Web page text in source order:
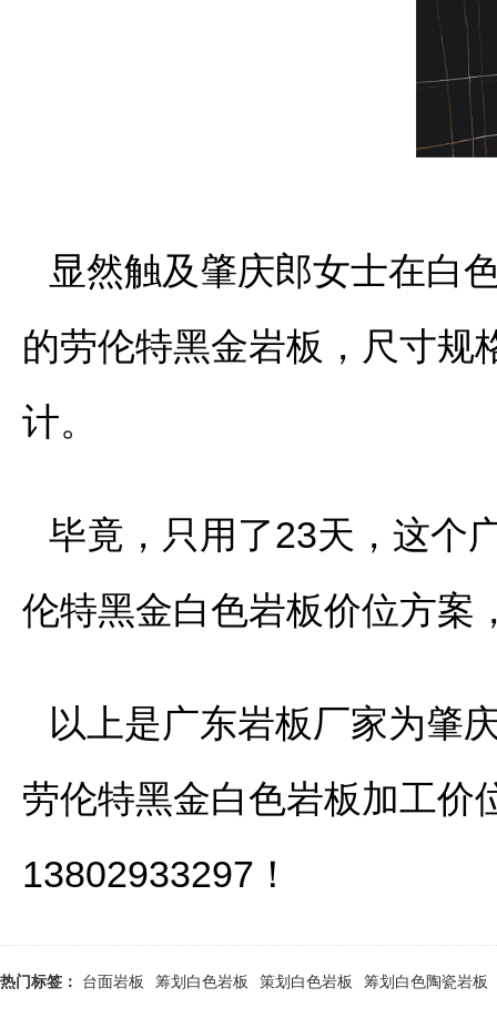
显然触及肇庆郎女士在白
的劳伦特黑金岩板，尺寸规
计。
毕竟，只用了23天，这个
伦特黑金白色岩板价位方案
以上是广东岩板厂家为肇
劳伦特黑金白色岩板加工价
13802933297！
热门标签： 台面岩板 筹划白色岩板 策划白色岩板 筹划白色陶瓷岩板